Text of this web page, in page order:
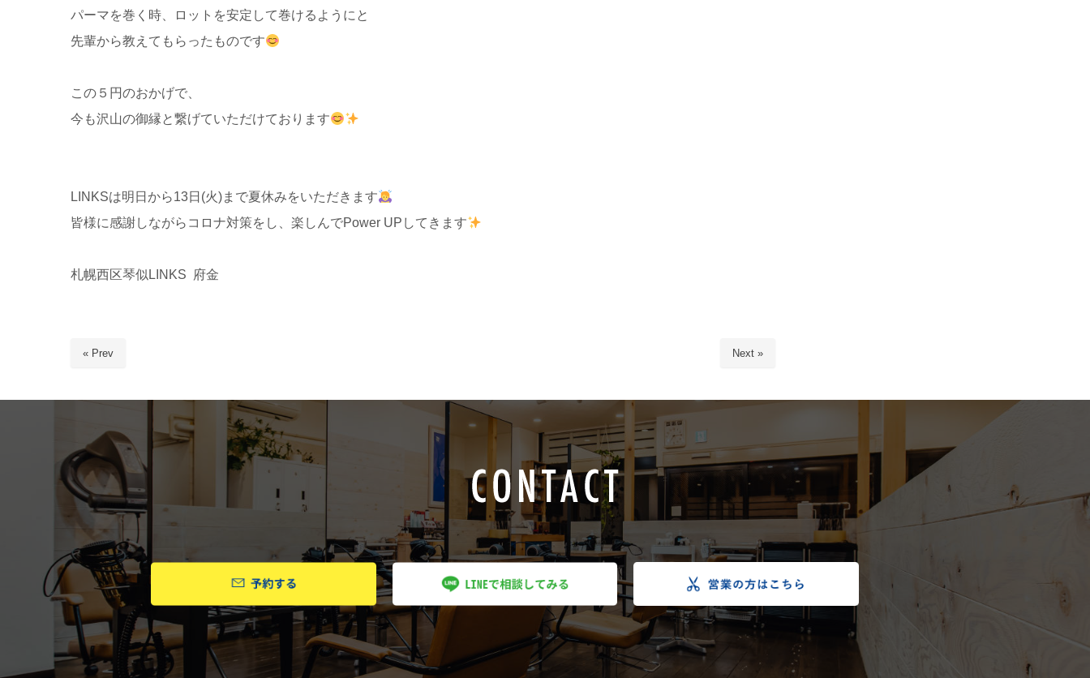
パーマを巻く時、ロットを安定して巻けるようにと
先輩から教えてもらったものです
この５円のおかげで、
今も沢山の御縁と繋げていただけております
LINKSは明日から13日(火)まで夏休みをいただきます
皆様に感謝しながらコロナ対策をし、楽しんでPower UPしてきます
札幌西区琴似LINKS 府金
« Prev Next »